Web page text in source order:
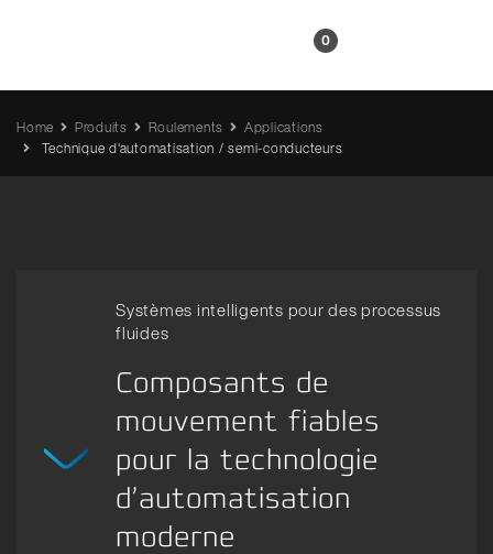
0
Home Produits Roulements
Applications
Technique d'automatisation / semi-conducteurs
Systèmes intelligents pour des processus
fluides
Composants de
mouvement fiables
pour la technologie
d’automatisation
moderne